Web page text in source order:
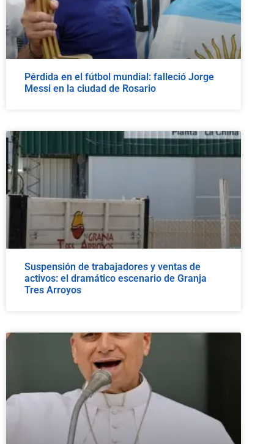
Pérdida en el fútbol mundial: falleció Jorge
Messi en la ciudad de Rosario
Suspensión de trabajadores y ventas de
activos: el dramático escenario de Granja
Tres Arroyos